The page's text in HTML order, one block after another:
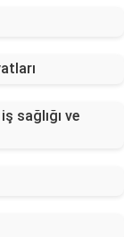
sağlığı ve